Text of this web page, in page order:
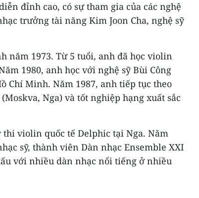
đỉnh cao, có sự tham gia của các nghệ
trưởng tài năng Kim Joon Cha, nghệ sỹ
năm 1973. Từ 5 tuổi, anh đã học violin
1980, anh học với nghệ sỹ Bùi Công
Chí Minh. Năm 1987, anh tiếp tục theo
Nga) và tốt nghiệp hạng xuất sắc
thi violin quốc tế Delphic tại Nga. Năm
sỹ, thành viên Dàn nhạc Ensemble XXI
với nhiều dàn nhạc nổi tiếng ở nhiều